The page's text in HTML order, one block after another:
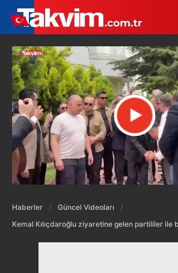
Haberler
Güncel Videoları
Kemal Kılıçdaroğlu ziyaretine gelen partililer ile